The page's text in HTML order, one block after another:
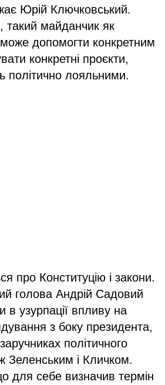
Юрій Ключковський.
майданчик як
допомогти конкретним
конкретні проєкти,
політично лояльними.
про Конституцію і закони.
голова Андрій Садовий
в узурпації впливу на
з боку президента,
політичного
Зеленським і Кличком.
для себе визначив термін